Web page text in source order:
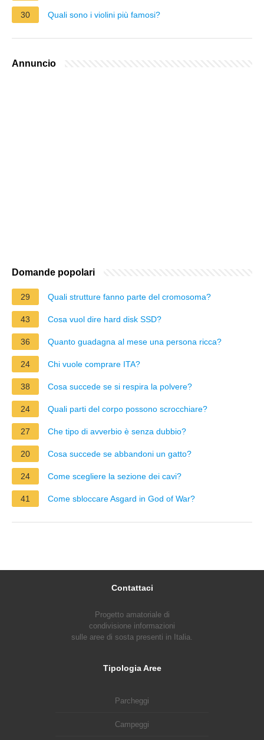
30 Quali sono i violini più famosi?
Annuncio
Domande popolari
29 Quali strutture fanno parte del cromosoma?
43 Cosa vuol dire hard disk SSD?
36 Quanto guadagna al mese una persona ricca?
24 Chi vuole comprare ITA?
38 Cosa succede se si respira la polvere?
24 Quali parti del corpo possono scrocchiare?
27 Che tipo di avverbio è senza dubbio?
20 Cosa succede se abbandoni un gatto?
24 Come scegliere la sezione dei cavi?
41 Come sbloccare Asgard in God of War?
Contattaci
Progetto amatoriale di
condivisione informazioni
sulle aree di sosta presenti in Italia.
Tipologia Aree
Parcheggi
Campeggi